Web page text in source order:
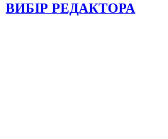
ВИБІР РЕДАКТОРА